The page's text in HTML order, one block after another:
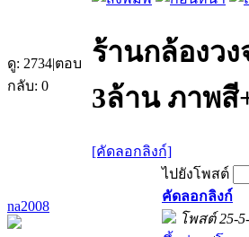
ดู: 2734|ตอบ
กลับ: 0
ร้านกล้องว
3ล้าน ภาพสี
[คัดลอกลิงก์]
na2008
ไปยังโพสต์
คัดลอกลิงก์
โพสต์ 25-